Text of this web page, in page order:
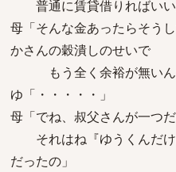
普通に賃貸借りればいい
母「そんな金あったらそう
かさんの穀潰しのせいで
もう全く余裕が無いん
ゆ「・・・・・」
母「でね、叔父さんが一つ
それはね『ゆうくんだけ
だったの」